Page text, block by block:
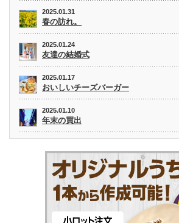
2025.01.31
春の訪れ。
2025.01.24
友達の結婚式
2025.01.17
おいしいチーズバーガー
2025.01.10
年末の買出